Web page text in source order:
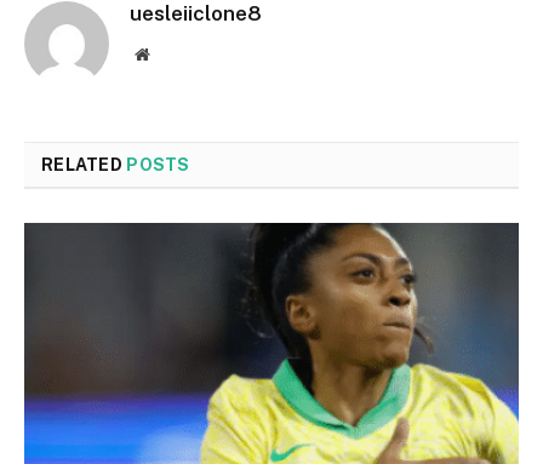
uesleiiclone8
Website
RELATED POSTS